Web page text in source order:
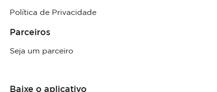
Política de Privacidade
Parceiros
Seja um parceiro
Baixe o aplicativo